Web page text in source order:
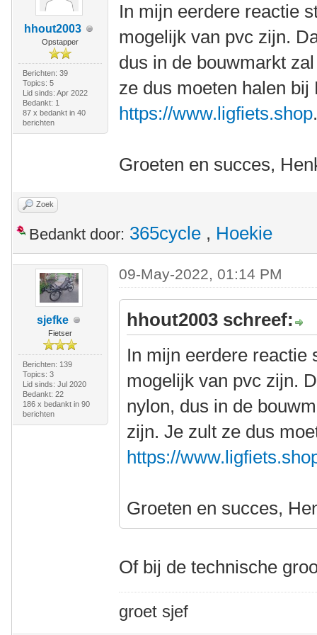
hhout2003
Opstapper
Berichten: 39
Topics: 5
Lid sinds: Apr 2022
Bedankt: 1
87 x bedankt in 40
berichten
In mijn eerdere reactie
mogelijk van pvc zijn.
dus in de bouwmarkt
ze dus moeten halen bij
https://www.ligfiets.shop
Groeten en succes,
Zoek
Bedankt door: 365cycle , Hoekie
sjefke
Fietser
Berichten: 139
Topics: 3
Lid sinds: Jul 2020
Bedankt: 22
186 x bedankt in 90
berichten
09-May-2022, 01:14 PM
hhout2003 schreef:
In mijn eerdere reactie
mogelijk van pvc zijn.
nylon, dus in de
zijn. Je zult ze dus
https://
Groeten en succes,
Of bij de technische
groet sjef